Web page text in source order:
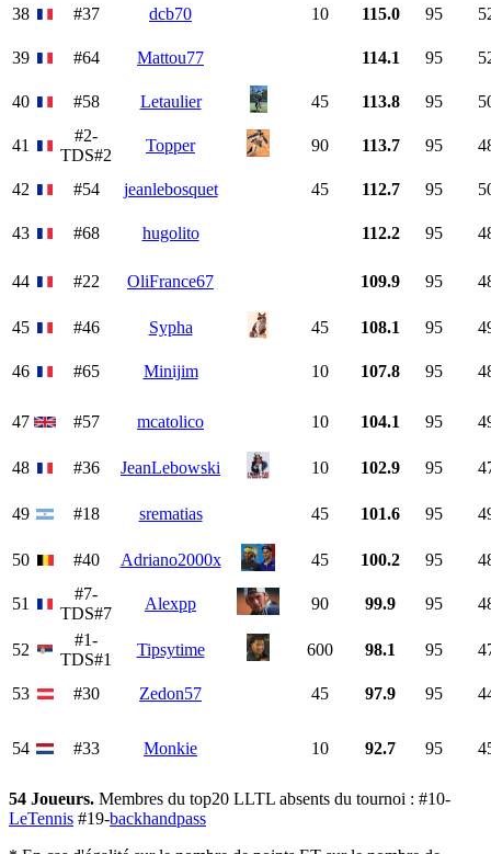
38 #37 dcb70 10 115.0 95
39 #64 Mattou77 114.1 95
40 #58 Letaulier 45 113.8 95
41
#2-
TDS#2
Topper 90 113.7 95
42 #54 jeanlebosquet 45 112.7 95
43 #68 hugolito 112.2 95
44 #22 OliFrance67 109.9 95
45 #46 Sypha 45 108.1 95
46 #65 Minijim 10 107.8 95
47 #57 mcatolico 10 104.1 95
48 #36 JeanLebowski 10 102.9 95
49 #18 srematias 45 101.6 95
50 #40 Adriano2000x 45 100.2 95
51
#7-
TDS#7
Alexpp 90 99.9 95
52
#1-
TDS#1
Tipsytime 600 98.1 95
53 #30 Zedon57 45 97.9 95
54 #33 Monkie 10 92.7 95
54 Joueurs. Membres du top20 LLTL absents du tournoi : #10-
LeTennis #19-backhandpass